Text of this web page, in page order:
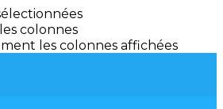
colonnes
les colonnes affichées